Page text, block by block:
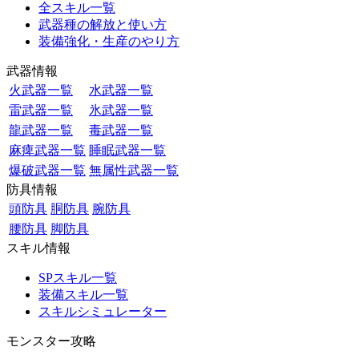
全スキル一覧
武器種の解放と使い方
装備強化・生産のやり方
武器情報
火武器一覧
水武器一覧
雷武器一覧
氷武器一覧
龍武器一覧
毒武器一覧
麻痺武器一覧 睡眠武器一覧
爆破武器一覧 無属性武器一覧
防具情報
頭防具 胴防具 腕防具
腰防具 脚防具
スキル情報
SPスキル一覧
装備スキル一覧
スキルシミュレーター
モンスター攻略